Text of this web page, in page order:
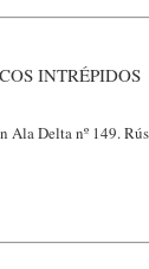
INTRÉPIDOS
Ala Delta nº 149.